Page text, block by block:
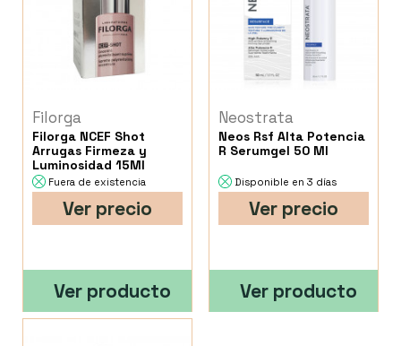
Filorga
Filorga NCEF Shot
Arrugas Firmeza y
Luminosidad 15Ml
Fuera de existencia
Ver precio
Ver producto
Neostrata
Neos Rsf Alta Potencia
R Serumgel 50 Ml
Disponible en 3 días
Ver precio
Ver producto